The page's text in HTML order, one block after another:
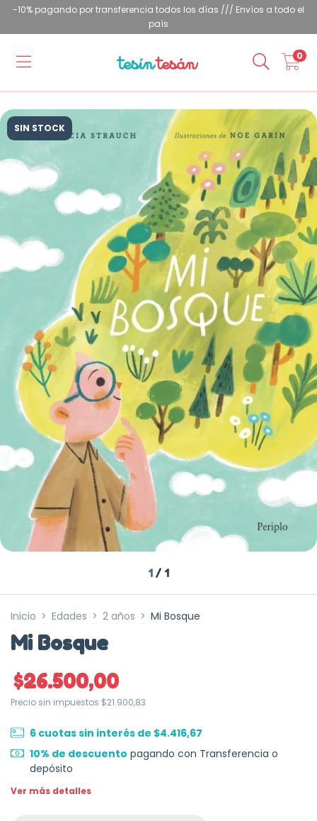
-10% pagando por transferencia todos los días /// Envíos a todo el
país
0
SIN STOCK
1 / 1
Inicio > Edades > 2 años > Mi Bosque
Mi Bosque
$26.500,00
Precio sin impuestos $21.900,83
6 cuotas sin interés de $4.416,67
10% de descuento pagando con Transferencia o
depósito
Ver más detalles